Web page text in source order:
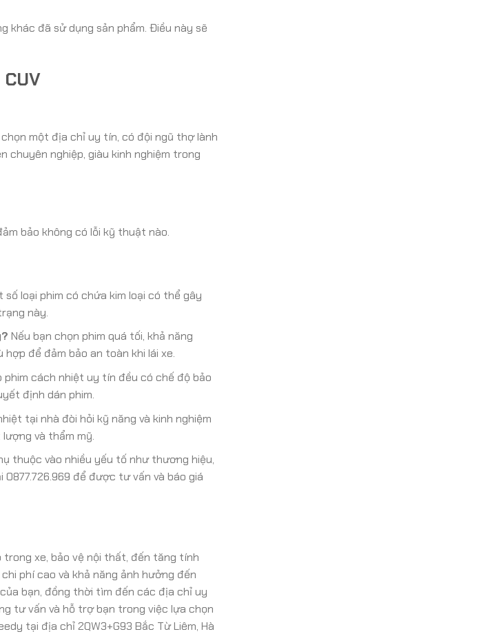
khác đã sử dụng sản phẩm. Điều này sẽ
một địa chỉ uy tín, có đội ngũ thợ lành
chuyên nghiệp, giàu kinh nghiệm trong
bảo không có lỗi kỹ thuật nào.
số loại phim có chứa kim loại có thể gây
này.
Nếu bạn chọn phim quá tối, khả năng
để đảm bảo an toàn khi lái xe.
cách nhiệt uy tín đều có chế độ bảo
định dán phim.
tại nhà đòi hỏi kỹ năng và kinh nghiệm
và thẩm mỹ.
thuộc vào nhiều yếu tố như thương hiệu,
để được tư vấn và báo giá
trong xe, bảo vệ nội thất, đến tăng tính
phí cao và khả năng ảnh hưởng đến
bạn, đồng thời tìm đến các địa chỉ uy
tư vấn và hỗ trợ bạn trong việc lựa chọn
tại địa chỉ 2QW3+G93 Bắc Từ Liêm, Hà